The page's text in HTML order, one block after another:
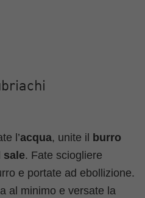
l’acqua, unite il
burro
sale. Fate sciogliere
e portate ad ebollizione.
al minimo e versate la